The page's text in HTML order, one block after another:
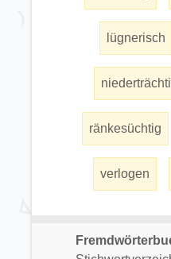
lügnerisch
ränkesüchtig
verlogen